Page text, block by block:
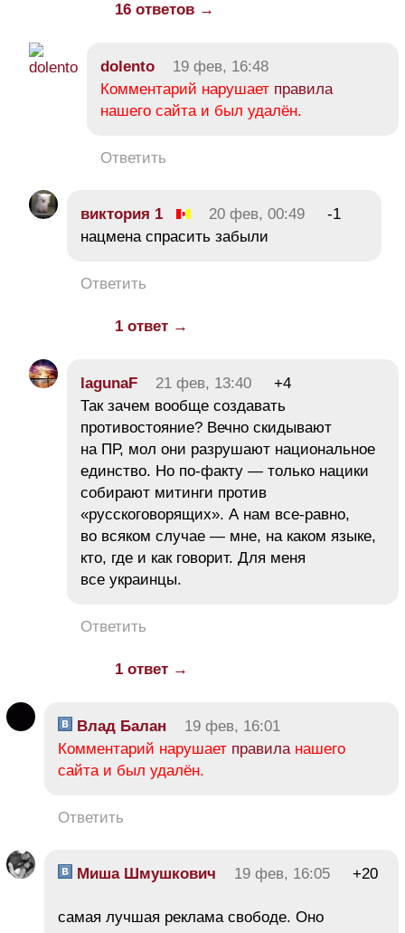
16 ответов →
dolento
19 фев, 16:48
Комментарий нарушает правила
нашего сайта и был удалён.
Ответить
виктория 1 20 фев, 00:49
-1
нацмена спрасить забыли
Ответить
1 ответ →
lagunaF 21 фев, 13:40
+4
Так зачем вообще создавать
противостояние? Вечно скидывают
на ПР, мол они разрушают национальное
единство. Но по-факту — только нацики
собирают митинги против
«русскоговорящих». А нам все-равно,
во всяком случае — мне, на каком языке,
кто, где и как говорит. Для меня
все украинцы.
Ответить
1 ответ →
Влад Балан
19 фев, 16:01
Комментарий нарушает правила нашего
сайта и был удалён.
Ответить
Миша Шмушкович 19 фев, 16:05 +20
самая лучшая реклама свободе. Оно